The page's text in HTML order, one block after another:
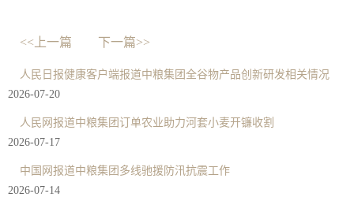
<<上一篇 下一篇>>
人民日报健康客户端报道中粮集团全谷物产品创新研发相关情况
2026-07-20
人民网报道中粮集团订单农业助力河套小麦开镰收割
2026-07-17
中国网报道中粮集团多线驰援防汛抗震工作
2026-07-14